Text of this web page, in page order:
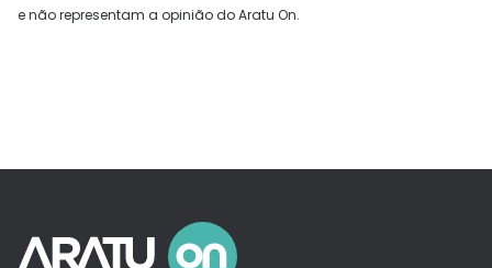
e não representam a opinião do Aratu On.